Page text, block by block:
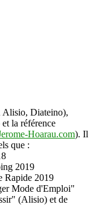
Alisio, Diateino),
la référence
Hoarau.com). Il
que :
2019
Rapide 2019
Mode d'Emploi"
(Alisio) et de